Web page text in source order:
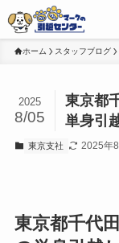
ホーム スタッフブログ
東京都
単身引
2025
8/05
東京支社 2025年
東京都千代